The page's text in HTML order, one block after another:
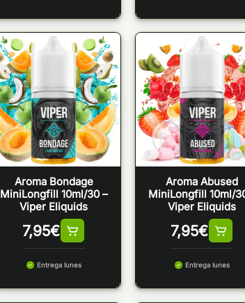
Aroma Bondage
MiniLongfill 10ml/30 –
Viper Eliquids
7,95€
Entrega lunes
Aroma Abused
MiniLongfill 10ml/
Viper Eliquids
7,95€
Entrega lunes